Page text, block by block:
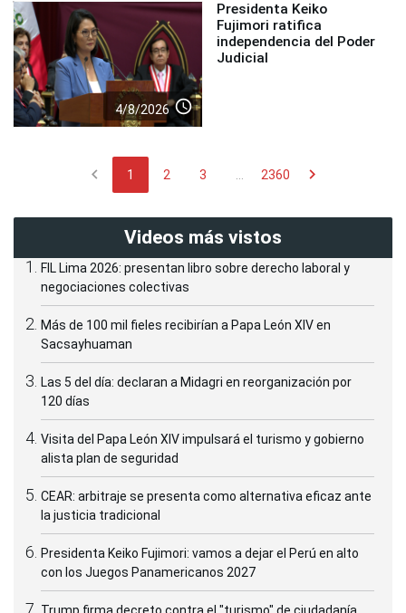
4/8/2026 access_time
Presidenta Keiko
Fujimori ratifica
independencia del Poder
Judicial
chevron_left 1 2 3 ... 2360 chevron_right
Videos más vistos
FIL Lima 2026: presentan libro sobre derecho laboral y
negociaciones colectivas
Más de 100 mil fieles recibirían a Papa León XIV en
Sacsayhuaman
Las 5 del día: declaran a Midagri en reorganización por
120 días
Visita del Papa León XIV impulsará el turismo y gobierno
alista plan de seguridad
CEAR: arbitraje se presenta como alternativa eficaz ante
la justicia tradicional
Presidenta Keiko Fujimori: vamos a dejar el Perú en alto
con los Juegos Panamericanos 2027